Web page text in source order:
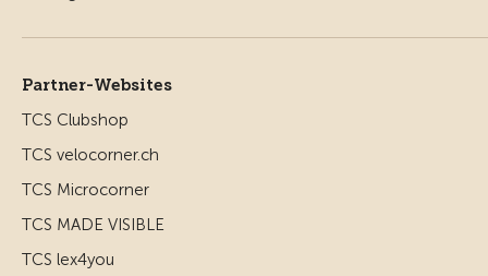
Partner-Websites
TCS Clubshop
TCS velocorner.ch
TCS Microcorner
TCS MADE VISIBLE
TCS lex4you